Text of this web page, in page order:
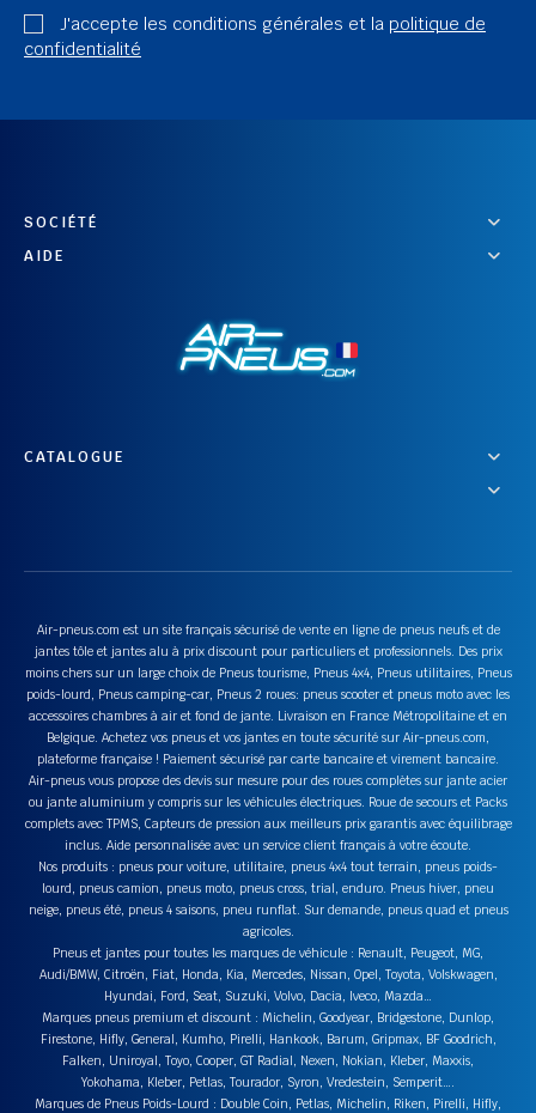
J'accepte les conditions générales et la politique de
confidentialité
SOCIÉTÉ
AIDE
CATALOGUE
Air-pneus.com est un site français sécurisé de vente en ligne de pneus neufs et de
jantes tôle et jantes alu à prix discount pour particuliers et professionnels. Des prix
moins chers sur un large choix de Pneus tourisme, Pneus 4x4, Pneus utilitaires, Pneus
poids-lourd, Pneus camping-car, Pneus 2 roues: pneus scooter et pneus moto avec les
accessoires chambres à air et fond de jante. Livraison en France Métropolitaine et en
Belgique. Achetez vos pneus et vos jantes en toute sécurité sur Air-pneus.com,
plateforme française ! Paiement sécurisé par carte bancaire et virement bancaire.
Air-pneus vous propose des devis sur mesure pour des roues complètes sur jante acier
ou jante aluminium y compris sur les véhicules électriques. Roue de secours et Packs
complets avec TPMS, Capteurs de pression aux meilleurs prix garantis avec équilibrage
inclus. Aide personnalisée avec un service client français à votre écoute.
Nos produits : pneus pour voiture, utilitaire, pneus 4x4 tout terrain, pneus poids-
lourd, pneus camion, pneus moto, pneus cross, trial, enduro. Pneus hiver, pneu
neige, pneus été, pneus 4 saisons, pneu runflat. Sur demande, pneus quad et pneus
agricoles.
Pneus et jantes pour toutes les marques de véhicule : Renault, Peugeot, MG,
Audi/BMW, Citroën, Fiat, Honda, Kia, Mercedes, Nissan, Opel, Toyota, Volskwagen,
Hyundai, Ford, Seat, Suzuki, Volvo, Dacia, Iveco, Mazda…
Marques pneus premium et discount : Michelin, Goodyear, Bridgestone, Dunlop,
Firestone, Hifly, General, Kumho, Pirelli, Hankook, Barum, Gripmax, BF Goodrich,
Falken, Uniroyal, Toyo, Cooper, GT Radial, Nexen, Nokian, Kleber, Maxxis,
Yokohama, Kleber, Petlas, Tourador, Syron, Vredestein, Semperit….
Marques de Pneus Poids-Lourd : Double Coin, Petlas, Michelin, Riken, Pirelli, Hifly,